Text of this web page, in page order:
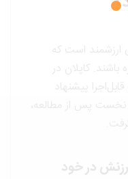
است که
کاپلان در
پیشنهاد
پس از مطالعه،
در خود